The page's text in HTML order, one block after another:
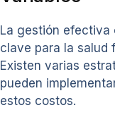
La gestión efectiva
clave para la salud
Existen varias
pueden
estos costos.